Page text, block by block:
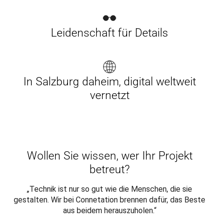
Leidenschaft für Details
In Salzburg daheim, digital weltweit
vernetzt
Wollen Sie wissen, wer Ihr Projekt
betreut?
„Technik ist nur so gut wie die Menschen, die sie
gestalten. Wir bei Connetation brennen dafür, das Beste
aus beidem herauszuholen.“